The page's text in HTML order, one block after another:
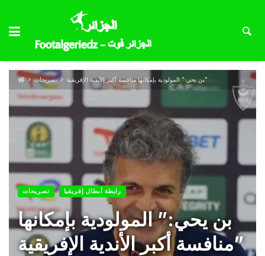
تصريحات بن يحي:” المولودية بإمكانها منافسة أكبر الأندية الإفريقية”
تصريحات رابطة أبطال إفريقيا
بن يحي:” المولودية بإمكانها
منافسة أكبر الأندية الإفريقية”